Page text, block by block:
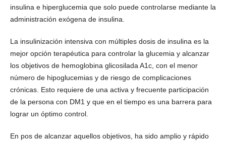
insulina e hiperglucemia que solo puede controlarse mediante la
administración exógena de insulina.
La insulinización intensiva con múltiples dosis de insulina es la
mejor opción terapéutica para controlar la glucemia y alcanzar
los objetivos de hemoglobina glicosilada A1c, con el menor
número de hipoglucemias y de riesgo de complicaciones
crónicas. Esto requiere de una activa y frecuente participación
de la persona con DM1 y que en el tiempo es una barrera para
lograr un óptimo control.
En pos de alcanzar aquellos objetivos, ha sido amplio y rápido